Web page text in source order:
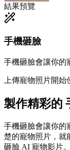
結果預覽
手機砸臉
手機砸臉會讓你的
上傳寵物照片開始
製作精彩的
手機砸臉會讓你的
楚的寵物照片，就
砸臉 AI 寵物影片。